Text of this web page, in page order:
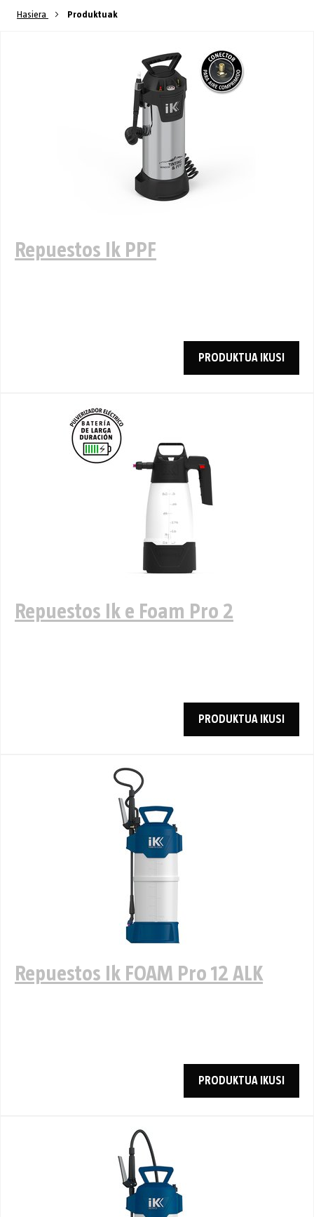
Hasiera Produktuak
Repuestos Ik PPF
PRODUKTUA IKUSI
Repuestos Ik e Foam Pro 2
PRODUKTUA IKUSI
Repuestos Ik FOAM Pro 12 ALK
PRODUKTUA IKUSI